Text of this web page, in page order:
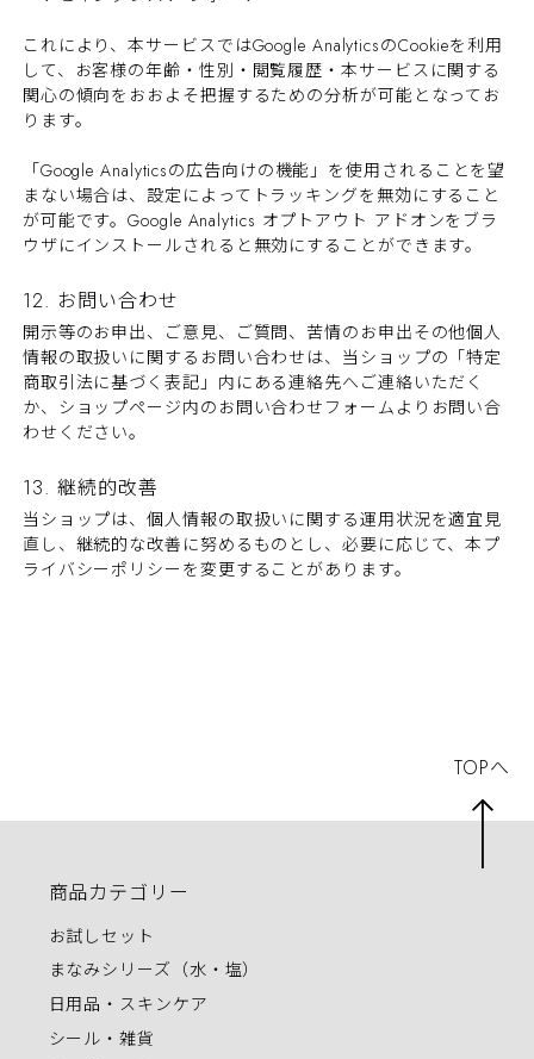
これにより、本サービスではGoogle AnalyticsのCookieを利用
して、お客様の年齢・性別・閲覧履歴・本サービスに関する
関心の傾向をおおよそ把握するための分析が可能となってお
ります。
「Google Analyticsの広告向けの機能」を使用されることを望
まない場合は、設定によってトラッキングを無効にすること
が可能です。Google Analytics オプトアウト アドオンをブラ
ウザにインストールされると無効にすることができます。
12. お問い合わせ
開示等のお申出、ご意見、ご質問、苦情のお申出その他個人
情報の取扱いに関するお問い合わせは、当ショップの「特定
商取引法に基づく表記」内にある連絡先へご連絡いただく
か、ショップページ内のお問い合わせフォームよりお問い合
わせください。
13. 継続的改善
当ショップは、個人情報の取扱いに関する運用状況を適宜見
直し、継続的な改善に努めるものとし、必要に応じて、本プ
ライバシーポリシーを変更することがあります。
商品カテゴリー
お試しセット
まなみシリーズ（水・塩）
日用品・スキンケア
シール・雑貨
TOPへ